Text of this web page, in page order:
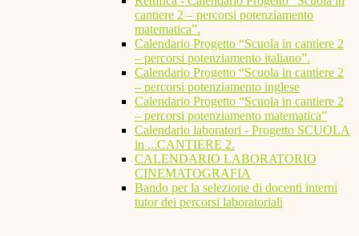
cantiere 2 – percorsi potenziamento
matematica”.
Calendario Progetto “Scuola in cantiere 2
– percorsi potenziamento italiano”.
Calendario Progetto “Scuola in cantiere 2
– percorsi potenziamento inglese
Calendario Progetto “Scuola in cantiere 2
– percorsi potenziamento matematica”
Calendario laboratori - Progetto SCUOLA
in ...CANTIERE 2.
CALENDARIO LABORATORIO
CINEMATOGRAFIA
Bando per la selezione di docenti interni
tutor dei percorsi laboratoriali